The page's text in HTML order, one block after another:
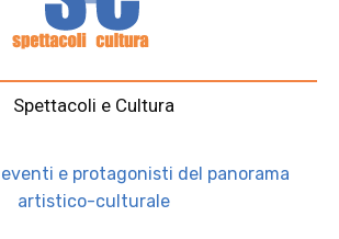
Spettacoli e Cultura
e protagonisti del panorama
artistico-culturale